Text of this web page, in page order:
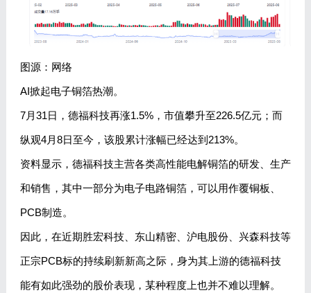
图源：网络
AI掀起电子铜箔热潮。
7月31日，德福科技再涨1.5%，市值攀升至226.5亿元；而
纵观4月8日至今，该股累计涨幅已经达到213%。
资料显示，德福科技主营各类高性能电解铜箔的研发、生产
和销售，其中一部分为电子电路铜箔，可以用作覆铜板、
PCB制造。
因此，在近期胜宏科技、东山精密、沪电股份、兴森科技等
正宗PCB标的持续刷新新高之际，身为其上游的德福科技
能有如此强劲的股价表现，某种程度上也并不难以理解。